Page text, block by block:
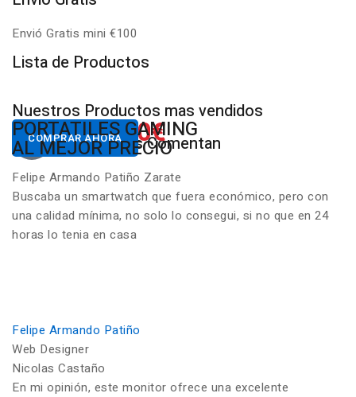
Envió Gratis mini €100
Lista de Productos
Nuestros Productos mas vendidos
Desde650.00€
COMPRAR AHORA
NUESTROS PC
GAMING RGB
Desde822.00€
COMPRAR AHORA
PORTATILES GAMING
AL MEJOR PRECIO
Nuestros Clientes Comentan
Felipe Armando Patiño Zarate
Buscaba un smartwatch que fuera económico, pero con
una calidad mínima, no solo lo consegui, si no que en 24
horas lo tenia en casa
Felipe Armando Patiño
Web Designer
Nicolas Castaño
En mi opinión, este monitor ofrece una excelente